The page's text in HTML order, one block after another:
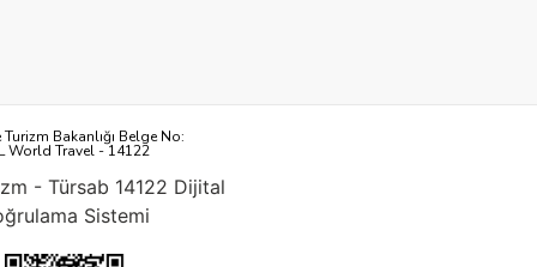
Bakanlığı Belge No:
World Travel - 14122